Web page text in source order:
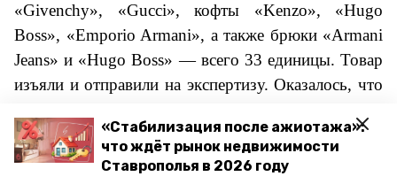
«Стабилизация после ажиотажа»:
что ждёт рынок недвижимости
Ставрополья в 2026 году
«Givenchy», «Gucci», кофты «Kenzo», «Hugo
Boss», «Emporio Armani», а также брюки «Armani
Jeans» и «Hugo Boss» — всего 33 единицы. Товар
изъяли и отправили на экспертизу. Оказалось, что
составляет чуть больше 40 тысяч рублей. Теперь
пассажиру придётся ответить ещё и за